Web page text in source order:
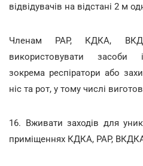
відвідувачів на відстані 2 м
Членам РАР, КДКА,
використовувати засоби
зокрема респіратори або
ніс та рот, у тому числі
16. Вживати заходів для
приміщеннях КДКА, РАР,